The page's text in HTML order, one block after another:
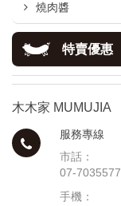
燒肉醬
特賣優惠
木木家 MUMUJIA
服務專線
市話：
07-7035577
手機：